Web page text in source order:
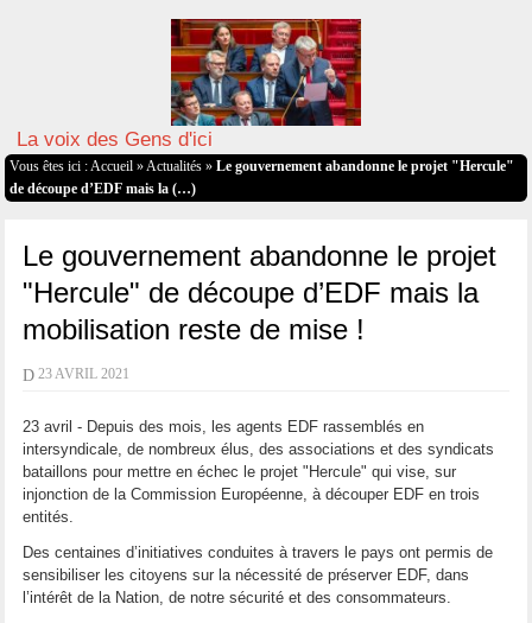
La voix des Gens d'ici
Vous êtes ici : Accueil » Actualités» Le gouvernement abandonne le projet "Hercule"
de découpe d’EDF mais la (…)
Le gouvernement abandonne le projet
"Hercule" de découpe d’EDF mais la
mobilisation reste de mise !
D 23 AVRIL 2021
23 avril - Depuis des mois, les agents EDF rassemblés en
intersyndicale, de nombreux élus, des associations et des syndicats
bataillons pour mettre en échec le projet "Hercule" qui vise, sur
injonction de la Commission Européenne, à découper EDF en trois
entités.
Des centaines d’initiatives conduites à travers le pays ont permis de
sensibiliser les citoyens sur la nécessité de préserver EDF, dans
l’intérêt de la Nation, de notre sécurité et des consommateurs.